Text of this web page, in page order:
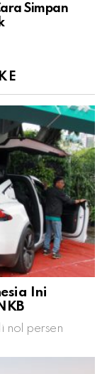
Simpan
Ini
nol persen